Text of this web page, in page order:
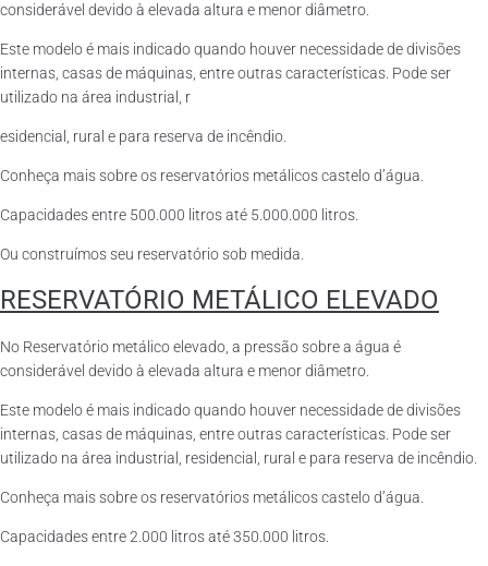
considerável devido à elevada altura e menor diâmetro.
Este modelo é mais indicado quando houver necessidade de divisões
internas, casas de máquinas, entre outras características. Pode ser
utilizado na área industrial, r
esidencial, rural e para reserva de incêndio.
Conheça mais sobre os reservatórios metálicos castelo d’água.
Capacidades entre 500.000 litros até 5.000.000 litros.
Ou construímos seu reservatório sob medida.
RESERVATÓRIO METÁLICO ELEVADO
No Reservatório metálico elevado, a pressão sobre a água é
considerável devido à elevada altura e menor diâmetro.
Este modelo é mais indicado quando houver necessidade de divisões
internas, casas de máquinas, entre outras características. Pode ser
utilizado na área industrial, residencial, rural e para reserva de incêndio.
Conheça mais sobre os reservatórios metálicos castelo d’água.
Capacidades entre 2.000 litros até 350.000 litros.